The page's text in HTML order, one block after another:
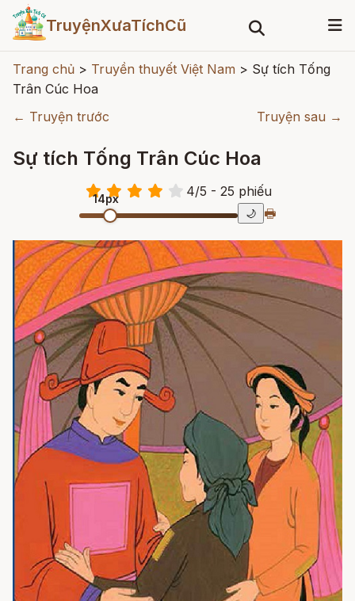
TruyệnXưaTíchCũ
Trang chủ > Truyền thuyết Việt Nam > Sự tích Tống
Trân Cúc Hoa
← Truyện trước
Truyện sau →
Sự tích Tống Trân Cúc Hoa
4/5 - 25 phiếu
14px
🌙 🖶